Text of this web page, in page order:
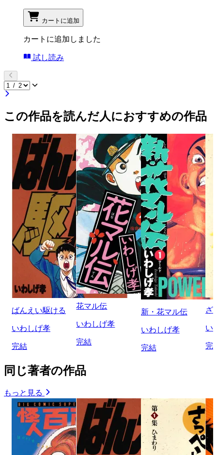
カートに追加
カートに追加しました
試し読み
この作品を読んだ人におすすめの作品
ばんえい駆ける
いわしげ孝
完結
花マル伝
いわしげ孝
完結
新・花マル伝
いわしげ孝
完結
ざ
い
完
同じ著者の作品
もっと見る